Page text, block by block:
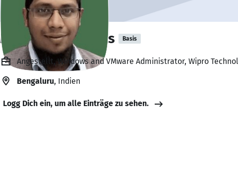
Muhammed Eliyas Basis
Angestellt, Windows and VMware Administrator, Wipro
Bengaluru, Indien
Logg Dich ein, um alle Einträge zu sehen.